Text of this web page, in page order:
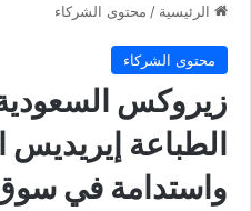
الرئيسية / محتوى الشركاء
محتوى الشركاء
زيروكس
الطباعة إيريديس
واستدامة في